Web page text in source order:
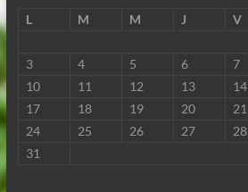
L
M M J V
3
4 5 6 7
10
11 12 13 14
17
18 19 20 21
24
25 26 27 28
31